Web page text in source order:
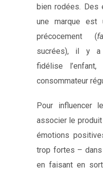
bien rodées. Des
une marque est
précocement (
sucrées), il y a
fidélise
consommateur
Pour influencer
associer le
émotions
trop fortes – dans
en faisant en